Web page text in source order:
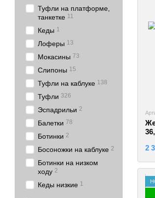
2
Туфли на платформе,
танкетке 11
Кеды 1
Лоферы 13
Мокасины 73
Слипоны 15
Туфли на каблуке 138
Туфли 326
Эспадрильи 2
Балетки 78
Ботинки 2
Босоножки на каблуке 2
Ботинки на низком
ходу 2
Кеды низкие 1